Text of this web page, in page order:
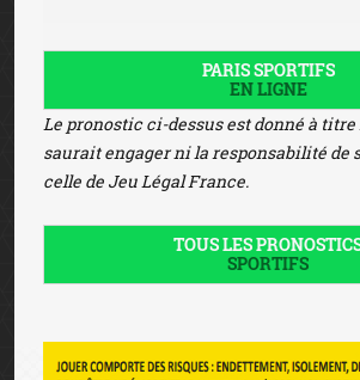
PARIS SPORTIFS
EN LIGNE
Le pronostic ci-dessus est donné à
saurait engager ni la responsabilité de
celle de Jeu Légal France.
TOUS LES
SPORTIFS